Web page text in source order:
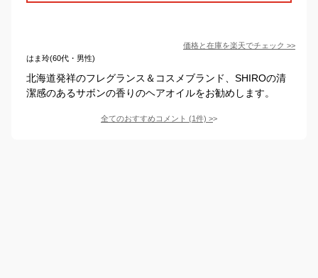
価格と在庫を楽天でチェック >>
はま玲(60代・男性)
北海道発祥のフレグランス＆コスメブランド、SHIROの清
潔感のあるサボンの香りのヘアオイルをお勧めします。
全てのおすすめコメント (1件) >